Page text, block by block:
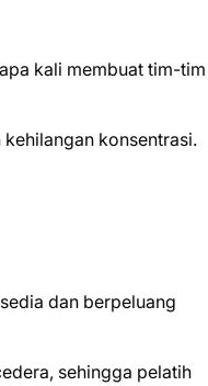
kali membuat tim-tim
konsentrasi.
dan berpeluang
sehingga pelatih